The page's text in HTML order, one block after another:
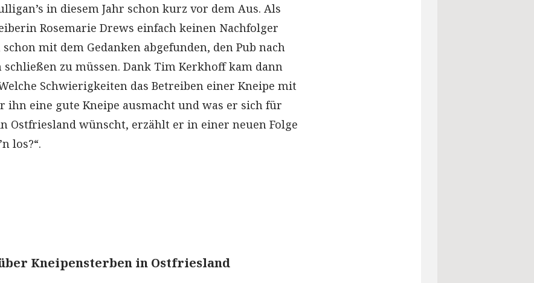
in diesem Jahr schon kurz vor dem Aus. Als
Rosemarie Drews einfach keinen Nachfolger
mit dem Gedanken abgefunden, den Pub nach
schließen zu müssen. Dank Tim Kerkhoff kam dann
Schwierigkeiten das Betreiben einer Kneipe mit
ihn eine gute Kneipe ausmacht und was er sich für
Ostfriesland wünscht, erzählt er in einer neuen Folge
los?“.
Kneipensterben in Ostfriesland